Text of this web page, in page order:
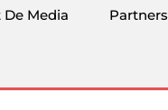
De Media Partners